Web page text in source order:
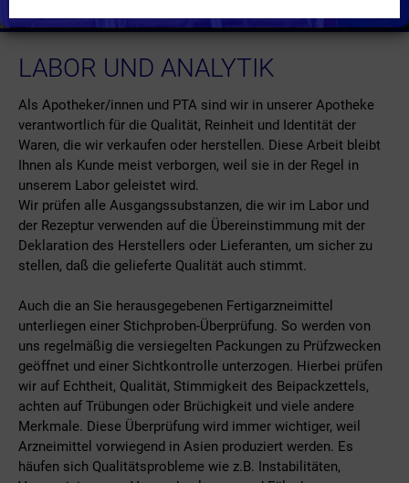
LABOR UND ANALYTIK
Als Apotheker/innen und PTA sind wir in unserer Apotheke
verantwortlich für die Qualität, Reinheit und Identität der
Waren, die wir verkaufen oder herstellen. Diese Arbeit bleibt
Ihnen als Kunde meist verborgen, weil sie in der Regel in
unserem Labor geleistet wird.
Wir prüfen alle Ausgangssubstanzen, die wir im Labor und
der Rezeptur verwenden auf die Übereinstimmung mit der
Deklaration des Herstellers oder Lieferanten, um sicher zu
stellen, daß die gelieferte Qualität auch stimmt.
Auch die an Sie herausgegebenen Fertigarzneimittel
unterliegen einer Stichproben-Überprüfung. So werden von
uns regelmäßig die versiegelten Packungen zu Prüfzwecken
geöffnet und einer Sichtkontrolle unterzogen. Hierbei prüfen
wir auf Echtheit, Qualität, Stimmigkeit des Beipackzettels,
achten auf Trübungen oder Brüchigkeit und viele andere
Merkmale. Diese Überprüfung wird immer wichtiger, weil
Arzneimittel vorwiegend in Asien produziert werden. Es
häufen sich Qualitätsprobleme wie z.B. Instabilitäten,